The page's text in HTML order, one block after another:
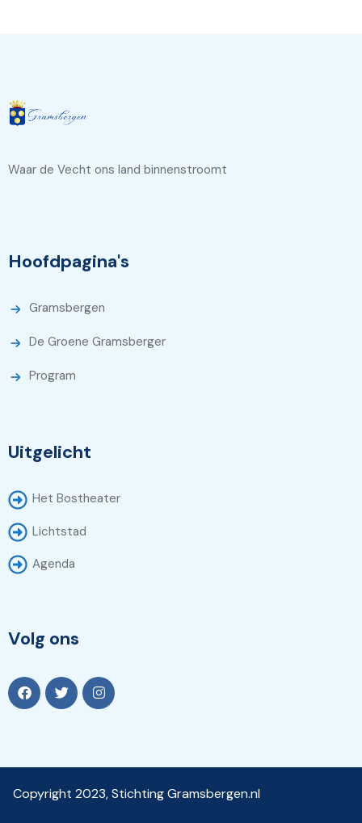
Waar de Vecht ons land binnenstroomt
Hoofdpagina's
Gramsbergen
De Groene Gramsberger
Program
Uitgelicht
Het Bostheater
Lichtstad
Agenda
Volg ons
Copyright 2023, Stichting Gramsbergen.nl